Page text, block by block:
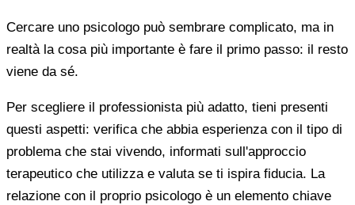
Cercare uno psicologo può sembrare complicato, ma in
realtà la cosa più importante è fare il primo passo: il resto
viene da sé.
Per scegliere il professionista più adatto, tieni presenti
questi aspetti: verifica che abbia esperienza con il tipo di
problema che stai vivendo, informati sull'approccio
terapeutico che utilizza e valuta se ti ispira fiducia. La
relazione con il proprio psicologo è un elemento chiave